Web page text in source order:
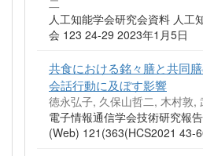
二
人工知能学会研究会資料 人工
会 123 24-29 2023年1月5日
共食における銘々膳と共同
会話行動に及ぼす影響
徳永弘子, 久保山哲二, 木村敦,
電子情報通信学会技術研究報告
(Web) 121(363(HCS2021 43-